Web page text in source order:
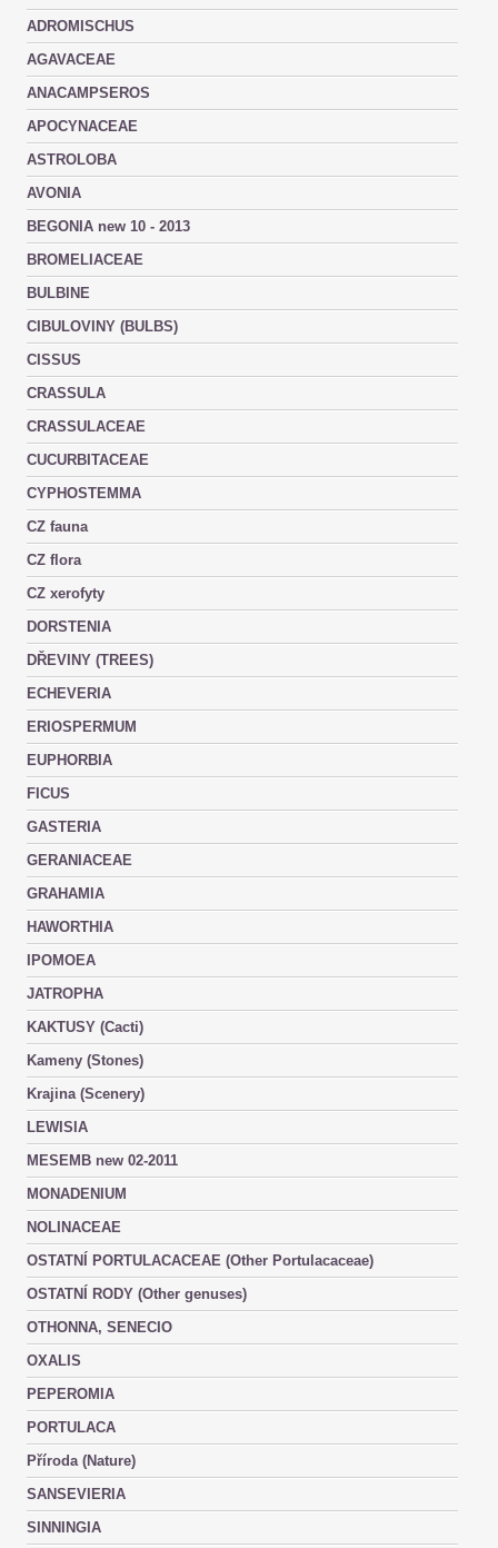
ADROMISCHUS
AGAVACEAE
ANACAMPSEROS
APOCYNACEAE
ASTROLOBA
AVONIA
BEGONIA new 10 - 2013
BROMELIACEAE
BULBINE
CIBULOVINY (BULBS)
CISSUS
CRASSULA
CRASSULACEAE
CUCURBITACEAE
CYPHOSTEMMA
CZ fauna
CZ flora
CZ xerofyty
DORSTENIA
DŘEVINY (TREES)
ECHEVERIA
ERIOSPERMUM
EUPHORBIA
FICUS
GASTERIA
GERANIACEAE
GRAHAMIA
HAWORTHIA
IPOMOEA
JATROPHA
KAKTUSY (Cacti)
Kameny (Stones)
Krajina (Scenery)
LEWISIA
MESEMB new 02-2011
MONADENIUM
NOLINACEAE
OSTATNÍ PORTULACACEAE (Other Portulacaceae)
OSTATNÍ RODY (Other genuses)
OTHONNA, SENECIO
OXALIS
PEPEROMIA
PORTULACA
Příroda (Nature)
SANSEVIERIA
SINNINGIA